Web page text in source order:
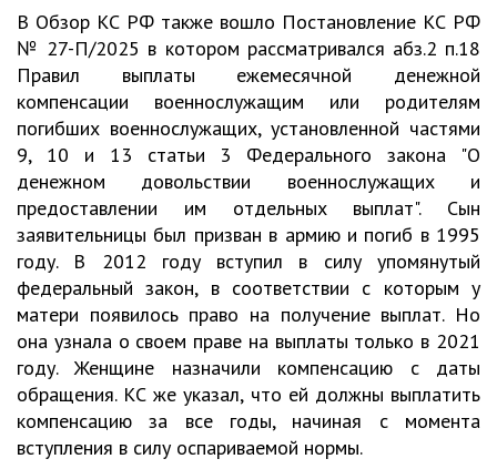
В Обзор КС РФ также вошло Постановление КС РФ
№ 27-П/2025 в котором рассматривался абз.2 п.18
Правил выплаты ежемесячной денежной
компенсации военнослужащим или родителям
погибших военнослужащих, установленной частями
9, 10 и 13 статьи 3 Федерального закона "О
денежном довольствии военнослужащих и
предоставлении им отдельных выплат". Сын
заявительницы был призван в армию и погиб в 1995
году. В 2012 году вступил в силу упомянутый
федеральный закон, в соответствии с которым у
матери появилось право на получение выплат. Но
она узнала о своем праве на выплаты только в 2021
году. Женщине назначили компенсацию с даты
обращения. КС же указал, что ей должны выплатить
компенсацию за все годы, начиная с момента
вступления в силу оспариваемой нормы.